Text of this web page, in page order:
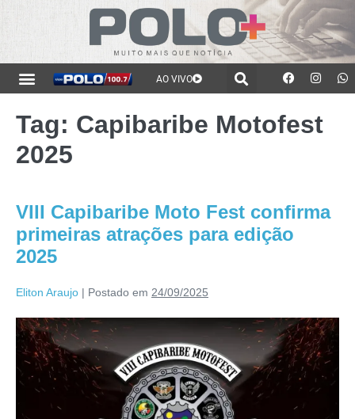
AO VIVO
Tag: Capibaribe Motofest
2025
VIII Capibaribe Moto Fest confirma
primeiras atrações para edição
2025
Eliton Araujo | Postado em 24/09/2025